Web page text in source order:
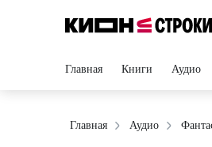
Главная Книги Аудио
Главная Аудио